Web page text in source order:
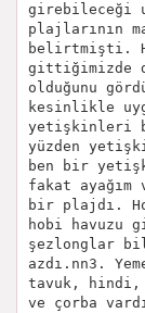
girebileceği
plajlarının
belirtmişti.
gittiğimizde
olduğunu
kesinlikle
yetişkinleri
yüzden
ben bir
fakat
bir plajdı.
hobi havuzu
şezlonglar
azdı.nn3.
tavuk,
ve çorba